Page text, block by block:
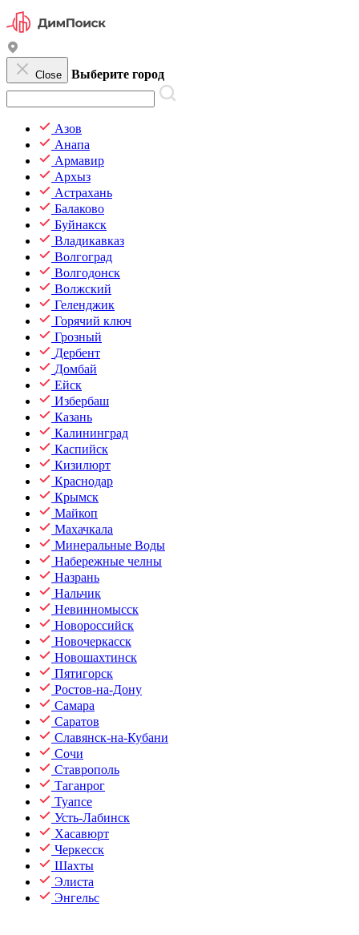
Close Выберите город
Азов
Анапа
Армавир
Архыз
Астрахань
Балаково
Буйнакск
Владикавказ
Волгоград
Волгодонск
Волжский
Геленджик
Горячий ключ
Грозный
Дербент
Домбай
Ейск
Избербаш
Казань
Калининград
Каспийск
Кизилюрт
Краснодар
Крымск
Майкоп
Махачкала
Минеральные Воды
Набережные челны
Назрань
Нальчик
Невинномысск
Новороссийск
Новочеркасск
Новошахтинск
Пятигорск
Ростов-на-Дону
Самара
Саратов
Славянск-на-Кубани
Сочи
Ставрополь
Таганрог
Туапсе
Усть-Лабинск
Хасавюрт
Черкесск
Шахты
Элиста
Энгельс